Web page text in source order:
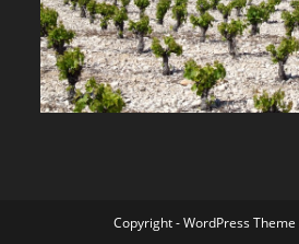
Copyright - WordPress Theme